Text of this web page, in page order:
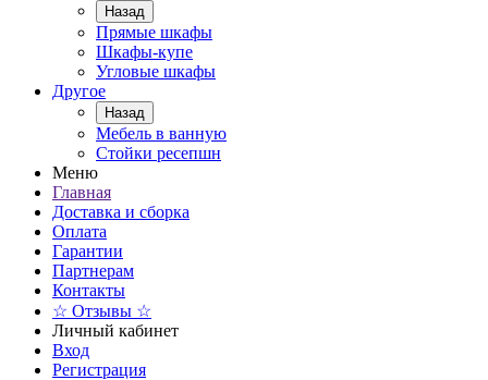
Назад
Прямые шкафы
Шкафы-купе
Угловые шкафы
Другое
Назад
Мебель в ванную
Стойки ресепшн
Меню
Главная
Доставка и сборка
Оплата
Гарантии
Партнерам
Контакты
☆ Отзывы ☆
Личный кабинет
Вход
Регистрация